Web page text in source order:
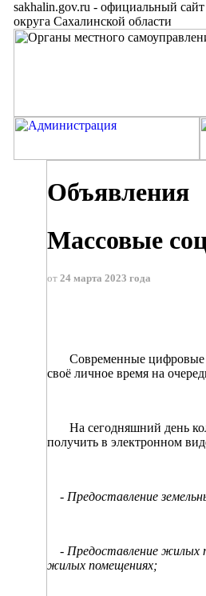
sakhalin.gov.ru - официальный
округа Сахалинской области
Объявления
Массовые
от 24 марта 2023 года
Современные цифровые
своё личное время на
На сегодняшний день
получить в электронном
- Предоставление
- Предоставление жилых
жилых помещениях;